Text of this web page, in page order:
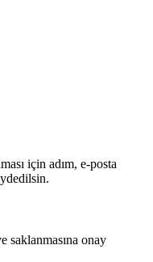
için adım, e-posta
saklanmasına onay